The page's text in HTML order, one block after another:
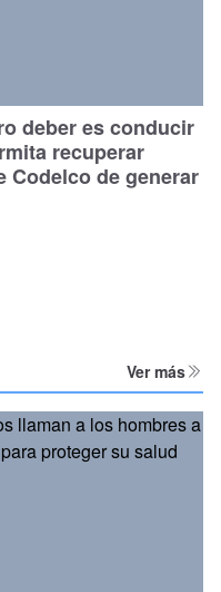
deber es conducir
recuperar
Codelco de generar
Ver más